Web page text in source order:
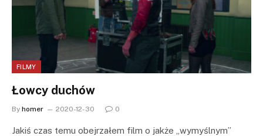
FILMY
Łowcy duchów
By homer 2020-12-30 0
Jakiś czas temu obejrzałem film o jakże „wymyślnym”